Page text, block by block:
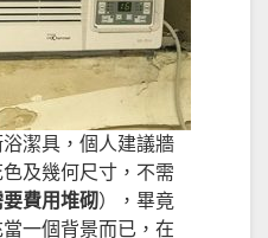
潔具，個人建議牆
及幾何尺寸，不需
費用堆砌），畢竟
一個背景而已，在